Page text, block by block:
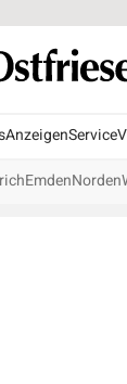
AnzeigenService
EmdenNorden